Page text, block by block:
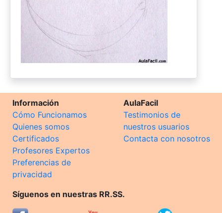
Información
Cómo Funcionamos
Quienes somos
Certificados
Profesores Expertos
Preferencias de
privacidad
AulaFacil
Testimonios de
nuestros usuarios
Contacta con nosotros
Síguenos en nuestras RR.SS.